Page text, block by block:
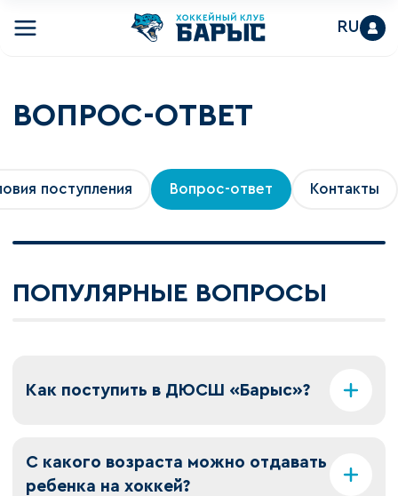
RU
ВОПРОС-ОТВЕТ
поступления Вопрос-ответ Контакты
ПОПУЛЯРНЫЕ ВОПРОСЫ
Как поступить в ДЮСШ «Барыс»?
С какого возраста можно отдавать
ребенка на хоккей?